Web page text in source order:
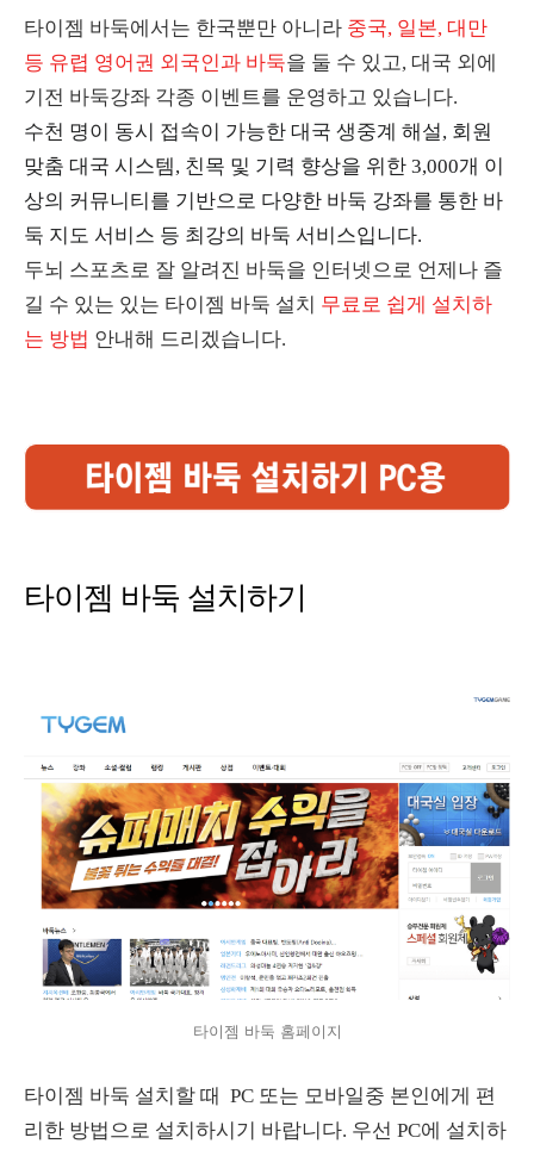
타이젬 바둑에서는 한국뿐만 아니라 중국, 일본, 대만
등 유렵 영어권 외국인과 바둑을 둘 수 있고, 대국 외에
기전 바둑강좌 각종 이벤트를 운영하고 있습니다.
수천 명이 동시 접속이 가능한 대국 생중계 해설, 회원
맞춤 대국 시스템, 친목 및 기력 향상을 위한 3,000개 이
상의 커뮤니티를 기반으로 다양한 바둑 강좌를 통한 바
둑 지도 서비스 등 최강의 바둑 서비스입니다.
두뇌 스포츠로 잘 알려진 바둑을 인터넷으로 언제나 즐
길 수 있는 있는 타이젬 바둑 설치 무료로 쉽게 설치하
는 방법 안내해 드리겠습니다.
타이젬 바둑 설치하기
타이젬 바둑 홈페이지
타이젬 바둑 설치할 때 PC 또는 모바일중 본인에게 편
리한 방법으로 설치하시기 바랍니다. 우선 PC에 설치하